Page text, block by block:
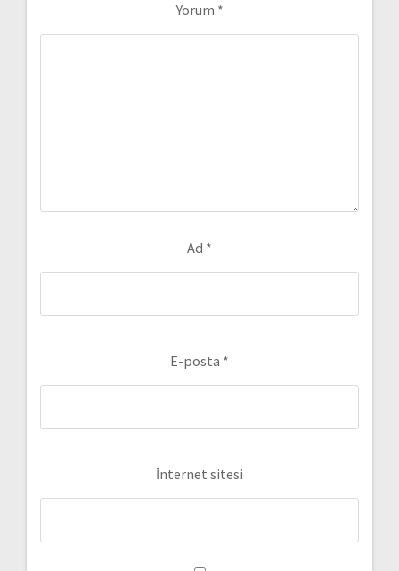
Yorum *
Ad *
E-posta *
İnternet sitesi